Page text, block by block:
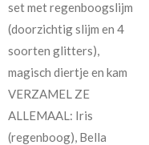
set met regenboogslijm
(doorzichtig slijm en 4
soorten glitters),
magisch diertje en kam
VERZAMEL ZE
ALLEMAAL: Iris
(regenboog), Bella